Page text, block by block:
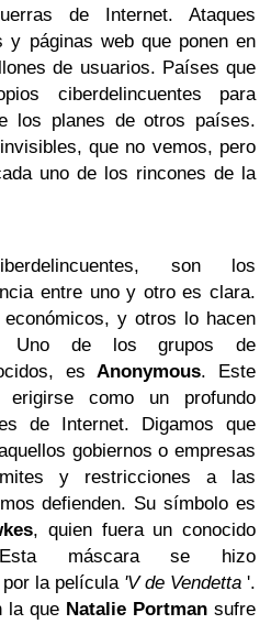
de Internet. Ataques
y páginas web que ponen en
de usuarios. Países que
ciberdelincuentes para
los planes de otros países.
que no vemos, pero
uno de los rincones de la
son los
entre uno y otro es clara.
y otros lo hacen
Uno de los grupos de
es Anonymous. Este
como un profundo
de Internet. Digamos que
gobiernos o empresas
y restricciones a las
defienden. Su símbolo es
, quien fuera un conocido
Esta máscara se hizo
la película 'V de Vendetta '.
la que Natalie Portman sufre